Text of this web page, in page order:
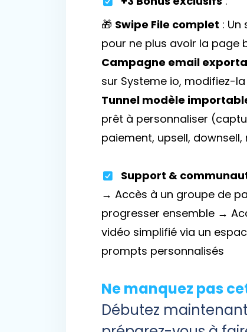
🎁 Swipe File complet :
pour ne plus avoir la page
Campagne email
sur Systeme io, modifiez-la
Tunnel modèle
prêt à personnaliser
paiement, upsell,
Support &
→ Accès à un groupe de
progresser ensemble →
vidéo simplifié via un
prompts personnalisés
Ne manquez pas
Débutez